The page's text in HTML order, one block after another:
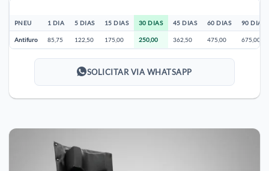
PNEU 1 DIA 5 DIAS 15 DIAS 30 DIAS 45 DIAS 60 DIAS 90 DIAS
Antifuro 85,75 122,50 175,00 250,00 362,50 475,00 675,00
SOLICITAR VIA WHATSAPP